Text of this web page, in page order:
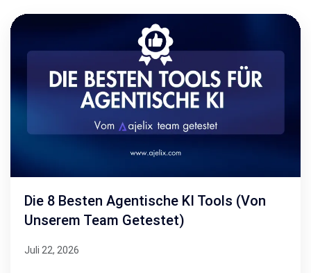
Die 8 Besten Agentische KI Tools (Von
Unserem Team Getestet)
Juli 22, 2026